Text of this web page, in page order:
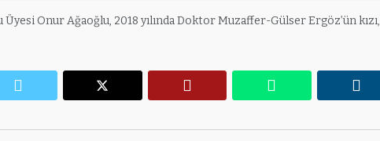
Onur Ağaoğlu, 2018 yılında Doktor Muzaffer-Gülser Ergöz’ün kızı,